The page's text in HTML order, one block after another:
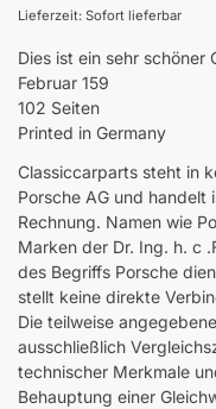
Lieferzeit: Sofort lieferbar
Dies ist ein sehr
Februar 159
102 Seiten
Printed in Germany
Classiccarparts steht in
Porsche AG und handelt
Rechnung. Namen wie
Marken der Dr. Ing. h. c
des Begriffs Porsche
stellt keine direkte
Die teilweise
ausschließlich
technischer Merkmale
Behauptung einer